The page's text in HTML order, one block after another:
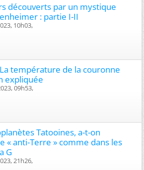
découverts par un mystique
: partie I-II
10h03,
température de la couronne
expliquée
09h53,
Tatooines, a-t-on
« anti-Terre » comme dans les
G
21h26,